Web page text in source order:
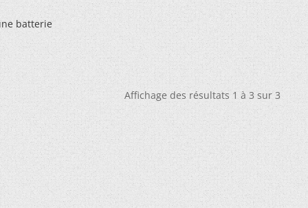
batterie
Affichage des résultats 1 à 3 sur 3